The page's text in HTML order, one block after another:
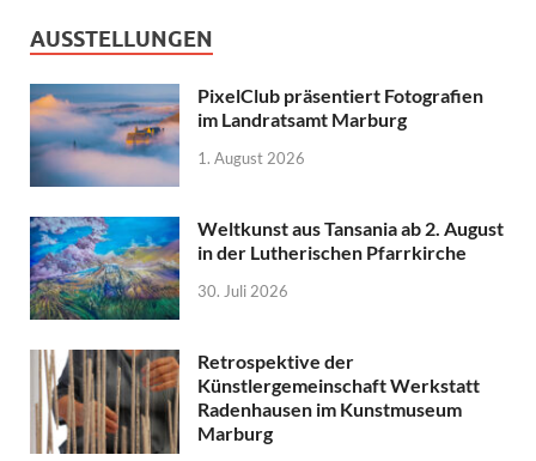
AUSSTELLUNGEN
PixelClub präsentiert Fotografien
im Landratsamt Marburg
1. August 2026
Weltkunst aus Tansania ab 2. August
in der Lutherischen Pfarrkirche
30. Juli 2026
Retrospektive der
Künstlergemeinschaft Werkstatt
Radenhausen im Kunstmuseum
Marburg